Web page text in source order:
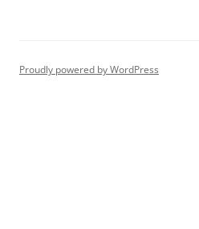
Proudly powered by WordPress